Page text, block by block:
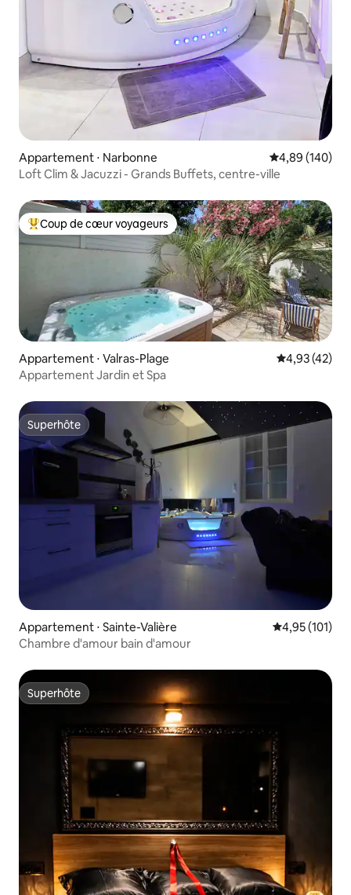
Appartement ⋅ Narbonne Évaluation
4,89 (140)
Loft Clim & Jacuzzi - Grands Buffets, centre-ville
Coups de cœur voyageurs les plus appréciés
Coup de cœur voyageurs
Appartement ⋅ Valras-Plage Évaluation
4,93 (42)
Appartement Jardin et Spa
Superhôte
Superhôte
Appartement ⋅ Sainte-Valière Évaluation
4,95 (101)
Chambre d'amour bain d'amour
Superhôte
Superhôte